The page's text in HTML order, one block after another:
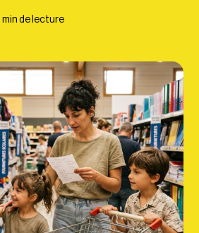
min de lecture